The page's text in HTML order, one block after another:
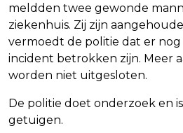
meldden twee gewonde
ziekenhuis. Zij zijn
vermoedt de politie dat er
incident betrokken zijn. Meer
worden niet uitgesloten.
De politie doet onderzoek en
getuigen.